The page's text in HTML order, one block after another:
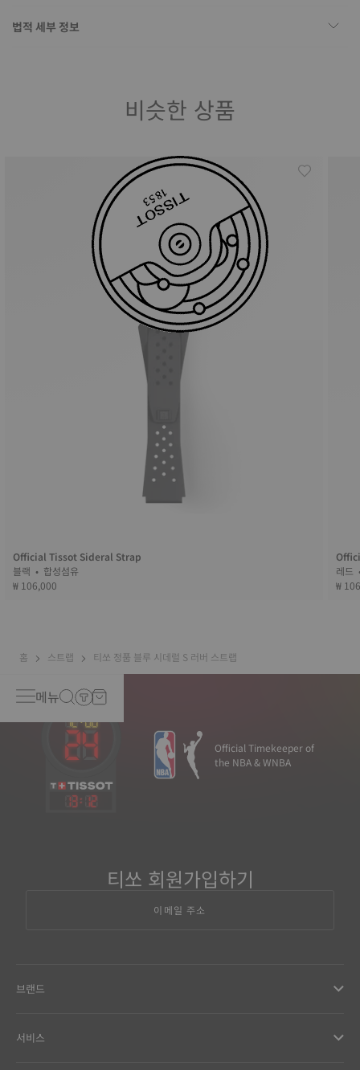
법적 세부 정보
비슷한 상품
Official Tissot Sideral Strap
블랙 • 합성섬유
₩ 106,000
₩
홈 스트랩 티쏘 정품 블루 시데럴 S 러버 스트랩
메뉴
13: 12
Official Timekeeper of
the NBA & WNBA
티쏘 회원가입하기
이메일 주소
브랜드
서비스